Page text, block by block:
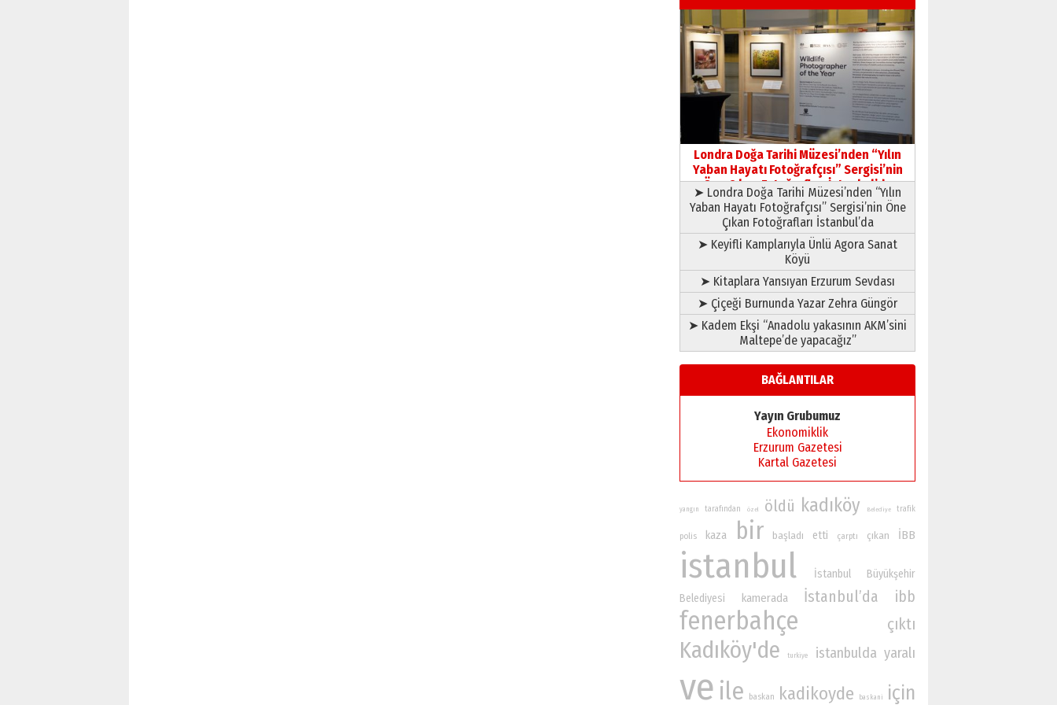
03 Ağustos 2026 Pazartesi
Yıldırım Gündoğdu
HAVVA’NIN ÜÇ KIZI
09 Temmuz 2026 Perşembe
Yusuf POLAT
Şampiyonluk Sebahattin
Şirin’e yazar
11 Mayıs 2026 Pazartesi
Londra Doğa Tarihi Müzesi’nden “Yılın
Yaban Hayatı Fotoğrafçısı” Sergisi’nin
Öne Çıkan Fotoğrafları İstanbul’da
➤ Londra Doğa Tarihi Müzesi’nden “Yılın
Yaban Hayatı Fotoğrafçısı” Sergisi’nin Öne
Çıkan Fotoğrafları İstanbul’da
➤ Keyifli Kamplarıyla Ünlü Agora Sanat
Köyü
➤ Kitaplara Yansıyan Erzurum Sevdası
➤ Çiçeği Burnunda Yazar Zehra Güngör
➤ Kadem Ekşi “Anadolu yakasının AKM’sini
Maltepe’de yapacağız”
BAĞLANTILAR
Yayın Grubumuz
Ekonomiklik
Erzurum Gazetesi
Kartal Gazetesi
yangın tarafından özel öldü kadıköy Belediye trafik
polis kaza bir başladı etti çarptı çıkan İBB
istanbul
İstanbul Büyükşehir
Belediyesi
kamerada İstanbul’da ibb
fenerbahçe çıktı
Kadıköy'de turkiye istanbulda yaralı
ve ile baskan kadikoyde baskani için